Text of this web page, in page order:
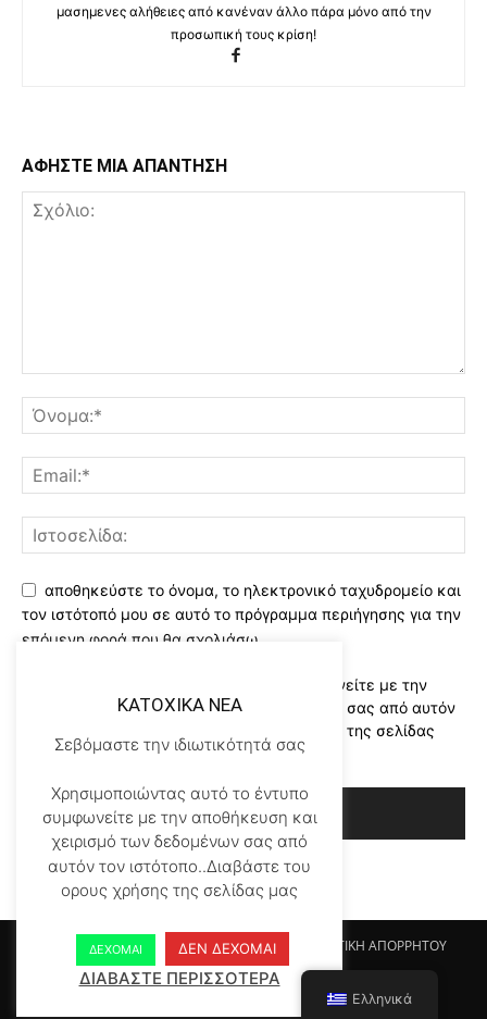
μασημενες αλήθειες από κανέναν άλλο πάρα μόνο από την
προσωπική τους κρίση!
ΑΦΗΣΤΕ ΜΙΑ ΑΠΑΝΤΗΣΗ
αποθηκεύστε το όνομα, το ηλεκτρονικό ταχυδρομείο και
τον ιστότοπό μου σε αυτό το πρόγραμμα περιήγησης για την
επόμενη φορά που θα σχολιάσω.
Χρησιμοποιώντας αυτό το έντυπο συμφωνείτε με την
αποθήκευση και χειρισμό των δεδομένων σας από αυτόν
τον ιστότοπο..Διαβάστε του ορους χρήσης της σελίδας
μας*
Αρχικη KATOHIKA NEA Login Register
ΠΟΛΙΤΙΚΗ ΑΠΟΡΡΗΤΟΥ
ΟΡΟΙ ΧΡΗΣΗΣ
ΕΠΙΚΟΙΝΩΝΙΑ
© Newspaper WordPress Theme by TagDiv
KATOXIKA NEA
Σεβόμαστε την ιδιωτικότητά σας
Χρησιμοποιώντας αυτό το έντυπο
συμφωνείτε με την αποθήκευση και
χειρισμό των δεδομένων σας από
αυτόν τον ιστότοπο..Διαβάστε του
ορους χρήσης της σελίδας μας
ΔΕΧΟΜΑΙ ΔΕΝ ΔΕΧΟΜΑΙ
ΔΙΑΒΑΣΤΕ ΠΕΡΙΣΣΟΤΕΡΑ
Ελληνικά